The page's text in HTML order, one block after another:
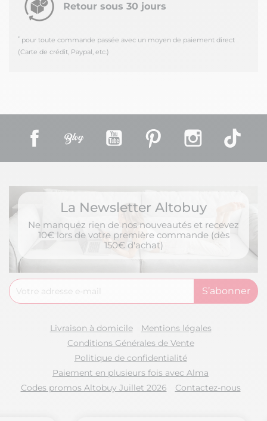
Retour sous 30 jours
* pour toute commande passée avec un moyen de paiement direct
(Carte de crédit, Paypal, etc.)
Facebook YouTube Pinterest Instagram
La Newsletter Altobuy
Ne manquez rien de nos nouveautés et recevez
10€ lors de votre première commande (dès
150€ d'achat)
Livraison à domicile
Mentions légales
Conditions Générales de Vente
Politique de confidentialité
Paiement en plusieurs fois avec Alma
Codes promos Altobuy Juillet 2026
Contactez-nous